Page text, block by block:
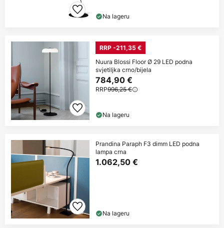
Na lageru
RRP -211,35 €
Nuura Blossi Floor Ø 29 LED podna
svjetiljka crno/bijela
784,90 €
RRP996,25 €
Na lageru
Prandina Paraph F3 dimm LED podna
lampa crna
1.062,50 €
Na lageru